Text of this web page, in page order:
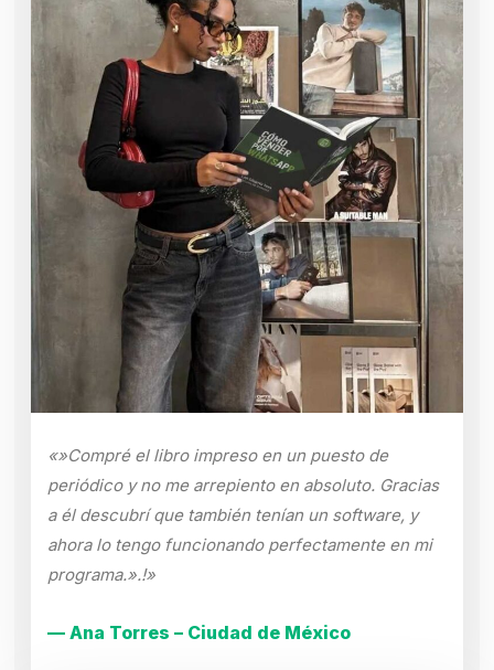
«»Compré el libro impreso en un puesto de
periódico y no me arrepiento en absoluto. Gracias
a él descubrí que también tenían un software, y
ahora lo tengo funcionando perfectamente en mi
programa.».!»
— Ana Torres – Ciudad de México